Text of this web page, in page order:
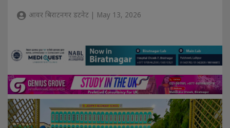
आवर बिराटनगर डटनेट | May 13, 2026